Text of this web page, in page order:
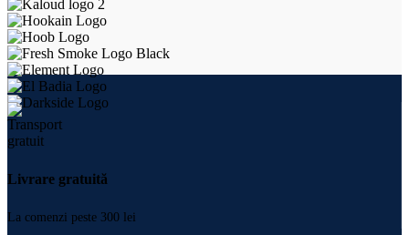
Livrare gratuită
La comenzi peste 300 lei